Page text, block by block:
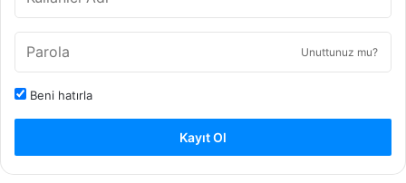
Unuttunuz mu?
Beni hatırla
Kayıt Ol